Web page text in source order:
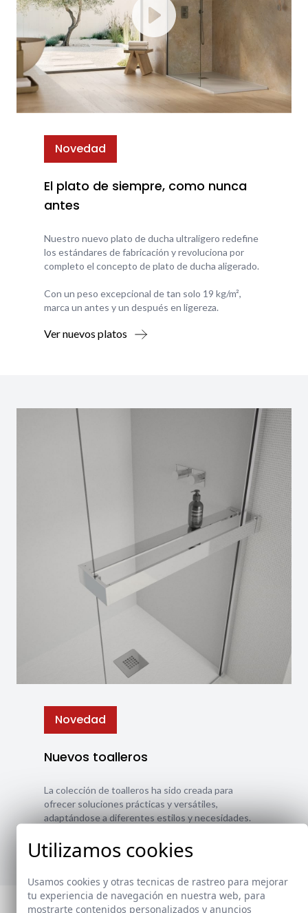
Novedad
El plato de siempre, como nunca
antes
Nuestro nuevo plato de ducha ultraligero redefine
los estándares de fabricación y revoluciona por
completo el concepto de plato de ducha aligerado.
Con un peso excepcional de tan solo 19 kg/m²,
marca un antes y un después en ligereza.
Ver nuevos platos
Novedad
Nuevos toalleros
La colección de toalleros ha sido creada para
ofrecer soluciones prácticas y versátiles,
adaptándose a diferentes estilos y necesidades.
Ver nuevos toalleros
Utilizamos cookies
Usamos cookies y otras tecnicas de rastreo para mejorar
tu experiencia de navegación en nuestra web, para
mostrarte contenidos personalizados y anuncios